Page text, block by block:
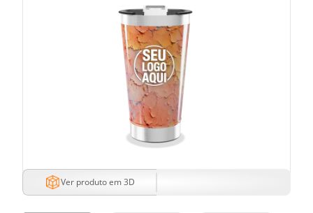
Ver produto em 3D